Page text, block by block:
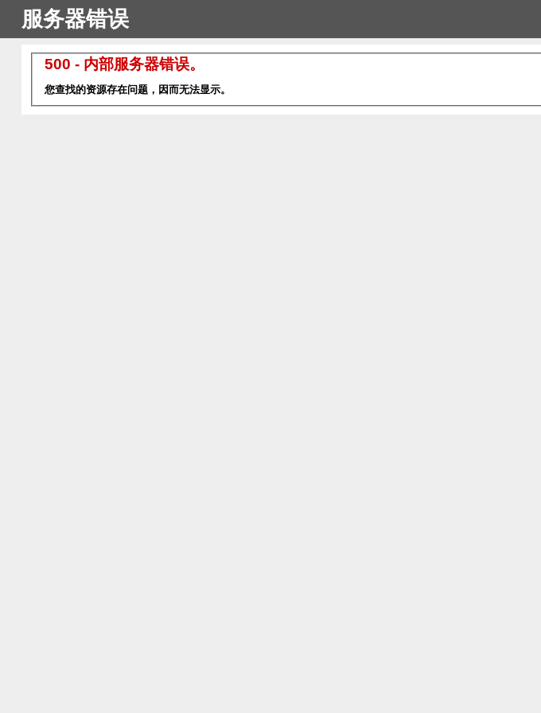
服务器错误
500 - 内部服务器错误。
您查找的资源存在问题，因而无法显示。